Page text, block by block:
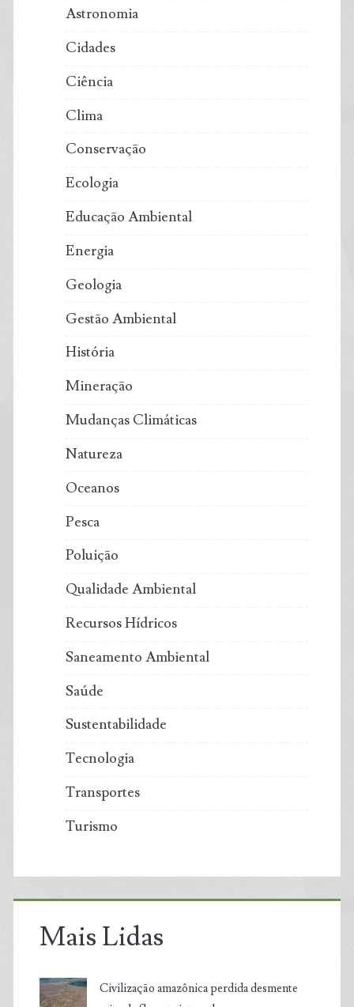
Astronomia
Cidades
Ciência
Clima
Conservação
Ecologia
Educação Ambiental
Energia
Geologia
Gestão Ambiental
História
Mineração
Mudanças Climáticas
Natureza
Oceanos
Pesca
Poluição
Qualidade Ambiental
Recursos Hídricos
Saneamento Ambiental
Saúde
Sustentabilidade
Tecnologia
Transportes
Turismo
Mais Lidas
Civilização amazônica perdida desmente